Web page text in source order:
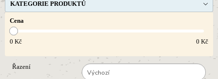
KATEGORIE PRODUKTŮ
Cena
0 Kč 0 Kč
Řazení
Výchozí